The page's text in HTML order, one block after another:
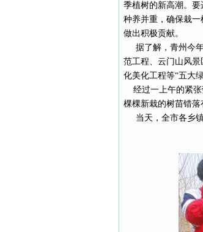
季植树的新高潮。
种养并重，确保栽
做出积极贡献。
据了解，青州今年
范工程、云门山风
化美化工程等“五大
经过一上午的紧张
棵棵新栽的树苗错落
当天，全市各乡镇